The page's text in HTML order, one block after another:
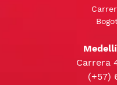
Carrera
(+57)